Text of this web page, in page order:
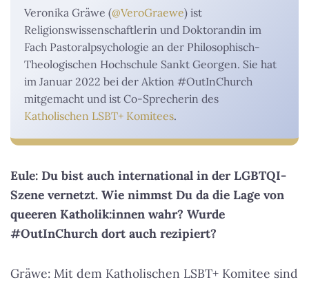
Veronika Gräwe (@VeroGraewe) ist
Religionswissenschaftlerin und Doktorandin im
Fach Pastoralpsychologie an der Philosophisch-
Theologischen Hochschule Sankt Georgen. Sie hat
im Januar 2022 bei der Aktion #OutInChurch
mitgemacht und ist Co-Sprecherin des
Katholischen LSBT+ Komitees.
Eule: Du bist auch international in der LGBTQI-
Szene vernetzt. Wie nimmst Du da die Lage von
queeren Katholik:innen wahr? Wurde
#OutInChurch dort auch rezipiert?
Gräwe: Mit dem Katholischen LSBT+ Komitee sind